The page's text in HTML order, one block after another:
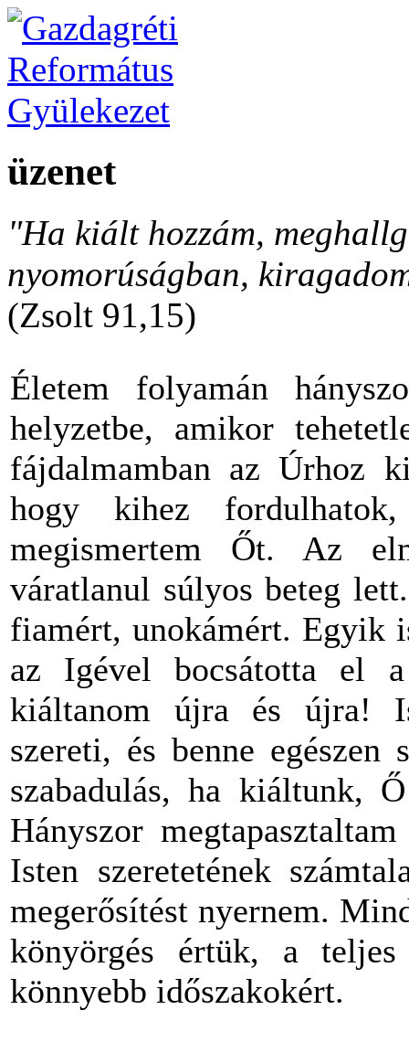
üzenet
"Ha kiált hozzám,
nyomorúságban,
(Zsolt 91,15)
Életem folyamán
helyzetbe, amikor
fájdalmamban az Úrhoz
hogy kihez
megismertem Őt. Az
váratlanul súlyos beteg
fiamért, unokámért. Egyik
az Igével bocsátotta el
kiáltanom újra és újra!
szereti, és benne
szabadulás, ha kiáltunk,
Hányszor
Isten szeretetének
megerősítést nyernem.
könyörgés értük, a
könnyebb időszakokért.